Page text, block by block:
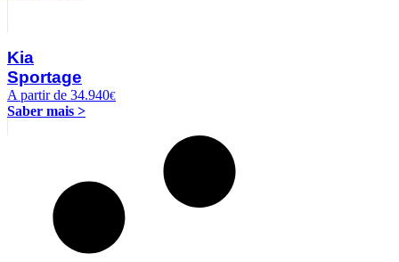
Kia
Sportage
A partir de 34.940€
Saber mais >